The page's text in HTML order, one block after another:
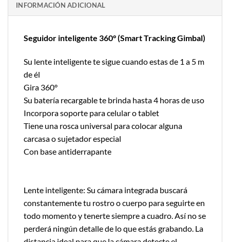
INFORMACIÓN ADICIONAL
Seguidor inteligente 360° (Smart Tracking Gimbal)
Su lente inteligente te sigue cuando estas de 1 a 5 m
de él
Gira 360°
Su batería recargable te brinda hasta 4 horas de uso
Incorpora soporte para celular o tablet
Tiene una rosca universal para colocar alguna
carcasa o sujetador especial
Con base antiderrapante
Lente inteligente: Su cámara integrada buscará
constantemente tu rostro o cuerpo para seguirte en
todo momento y tenerte siempre a cuadro. Así no se
perderá ningún detalle de lo que estás grabando. La